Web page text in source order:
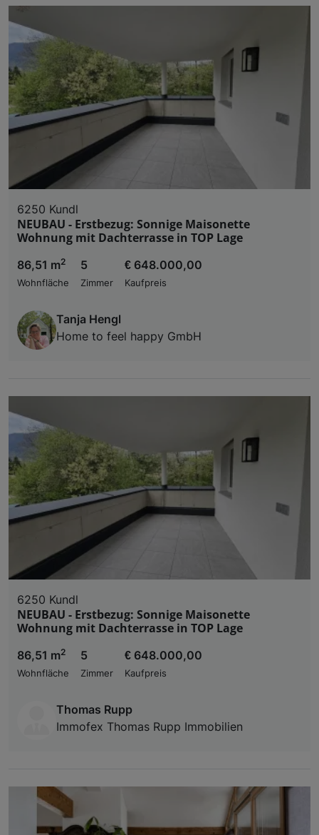
6250 Kundl
NEUBAU - Erstbezug: Sonnige Maisonette
Wohnung mit Dachterrasse in TOP Lage
86,51 m2
Wohnfläche
5
Zimmer
€ 648.000,00
Kaufpreis
Tanja Hengl
Home to feel happy GmbH
6250 Kundl
NEUBAU - Erstbezug: Sonnige Maisonette
Wohnung mit Dachterrasse in TOP Lage
86,51 m2
Wohnfläche
5
Zimmer
€ 648.000,00
Kaufpreis
Thomas Rupp
Immofex Thomas Rupp Immobilien